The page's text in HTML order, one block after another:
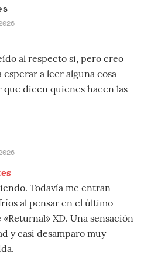
al respecto si, pero creo
esperar a leer alguna cosa
que dicen quienes hacen las
Todavía me entran
al pensar en el último
«Returnal» XD. Una sensación
y casi desamparo muy